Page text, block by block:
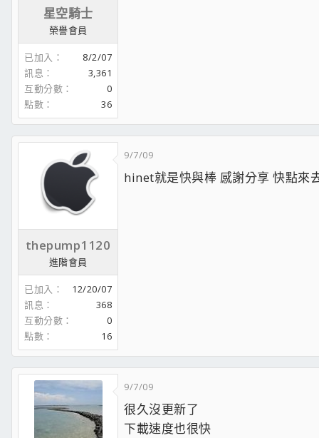
星空騎士
榮譽會員
已加入
8/2/07
訊息
3,361
互動分數
0
點數
36
thepump1120
進階會員
已加入
12/20/07
訊息
368
互動分數
0
點數
16
9/7/09
hinet就是快與棒 感謝分享 快點來
9/7/09
很久沒更新了
下載速度也很快